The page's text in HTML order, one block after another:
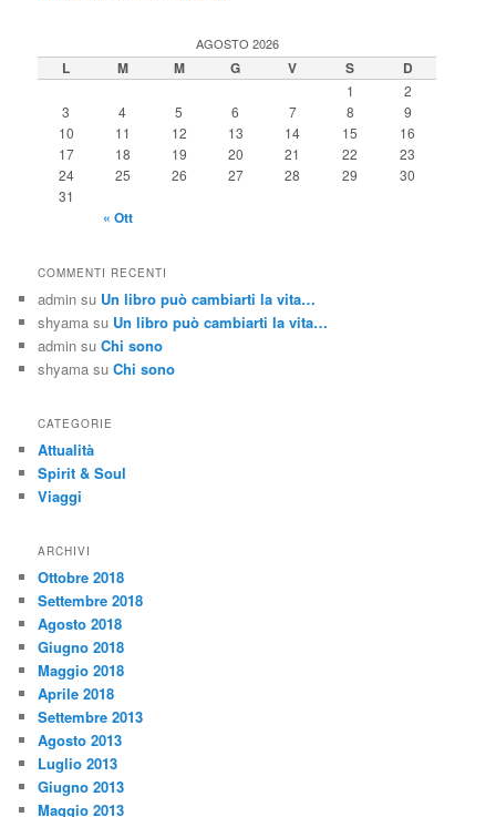
AGOSTO 2026
L M M G V S D
1
2
3
4 5 6 7 8
9
10
11 12 13 14 15
16
17
18 19 20 21 22
23
24
25 26 27 28 29
30
31
« Ott
COMMENTI RECENTI
admin su Un libro può cambiarti la vita…
shyama su Un libro può cambiarti la vita…
admin suChi sono
shyama suChi sono
CATEGORIE
Attualità
Spirit & Soul
Viaggi
ARCHIVI
Ottobre 2018
Settembre 2018
Agosto 2018
Giugno 2018
Maggio 2018
Aprile 2018
Settembre 2013
Agosto 2013
Luglio 2013
Giugno 2013
Maggio 2013